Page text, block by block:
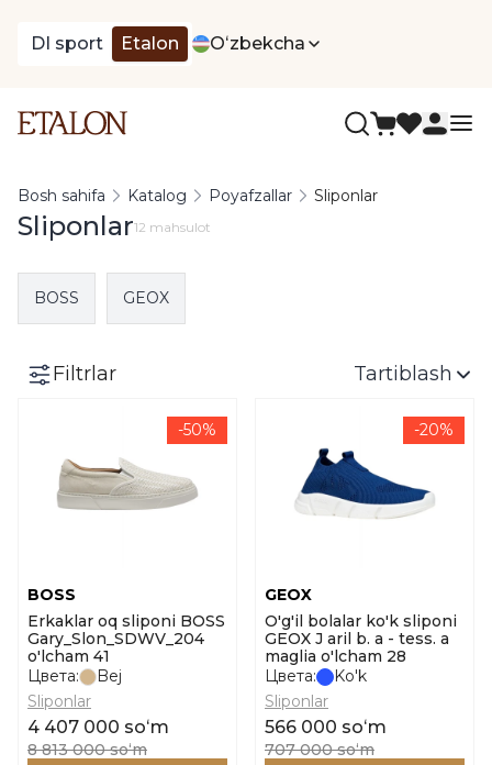
DI sport Etalon Oʻzbekcha
Bosh sahifa Katalog Poyafzallar Sliponlar
Sliponlar12 mahsulot
BOSS GEOX
Filtrlar Tartiblash
-50%
BOSS
Erkaklar oq sliponi BOSS
Gary_Slon_SDWV_204
o'lcham 41
Цвета:
Bej
Sliponlar
4 407 000 soʻm
8 813 000 soʻm
-20%
GEOX
O'g'il bolalar ko'k sliponi
GEOX J aril b. a - tess. a
maglia o'lcham 28
Цвета:
Ko'k
Sliponlar
566 000 soʻm
707 000 soʻm